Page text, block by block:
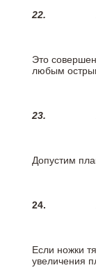
22.
Это
любым
23.
Допустим
24.
Если ножки
увеличения